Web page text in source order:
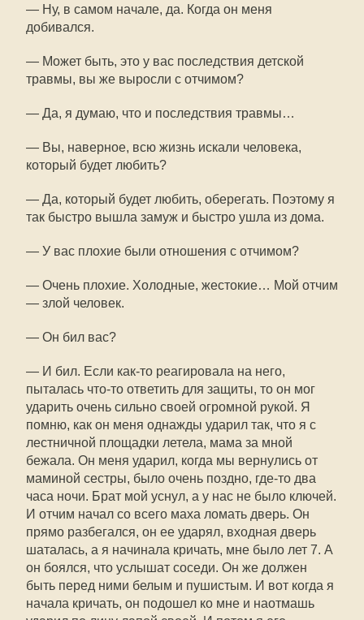
— Ну, в самом начале, да. Когда он меня
добивался.
— Может быть, это у вас последствия детской
травмы, вы же выросли с отчимом?
— Да, я думаю, что и последствия травмы…
— Вы, наверное, всю жизнь искали человека,
который будет любить?
— Да, который будет любить, оберегать. Поэтому я
так быстро вышла замуж и быстро ушла из дома.
— У вас плохие были отношения с отчимом?
— Очень плохие. Холодные, жестокие… Мой отчим
— злой человек.
— Он бил вас?
— И бил. Если как-то реагировала на него,
пыталась что-то ответить для защиты, то он мог
ударить очень сильно своей огромной рукой. Я
помню, как он меня однажды ударил так, что я с
лестничной площадки летела, мама за мной
бежала. Он меня ударил, когда мы вернулись от
маминой сестры, было очень поздно, где-то два
часа ночи. Брат мой уснул, а у нас не было ключей.
И отчим начал со всего маха ломать дверь. Он
прямо разбегался, он ее ударял, входная дверь
шаталась, а я начинала кричать, мне было лет 7. А
он боялся, что услышат соседи. Он же должен
быть перед ними белым и пушистым. И вот когда я
начала кричать, он подошел ко мне и наотмашь